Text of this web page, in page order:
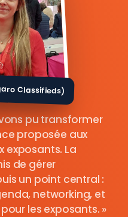
Classifieds)
pu transformer
proposée aux
La
de gérer
un point central :
networking, et
les exposants.